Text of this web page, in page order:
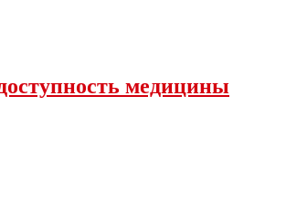
медицины